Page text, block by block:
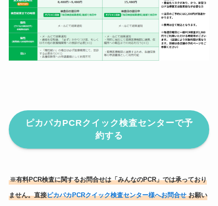
ピカパカPCRクイック検査センターで予
約する
※有料PCR検査に関するお問合せは「みんなのPCR」では承っており
ません。直接ピカパカPCRクイック検査センター様へお問合せ お願い